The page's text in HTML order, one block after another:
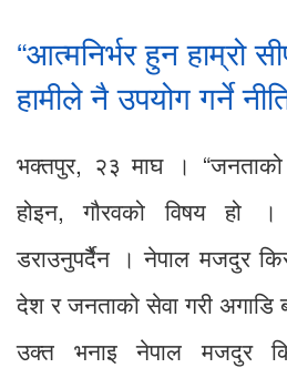
“आत्मनिर्भर हुन हाम्रो
हामीले नै उपयोग गर्ने
भक्तपुर, २३ माघ ।
होइन, गौरवको विषय हो ।
डराउनुपर्दैैन । नेपाल मजदुर
देश र जनताको सेवा गरी अगाडि
उक्त भनाइ नेपाल मजदुर